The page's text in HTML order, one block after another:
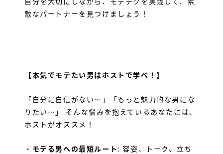
敵なパートナーを見つけましょう！
【本気でモテたい男はホストで学べ！】
「自分に自信がない…」「もっと魅力的な男にな
りたい…」 そんな悩みを抱えているあなたには、
ホストがオススメ！
・ モテる男への最短ルート : 容姿、トーク、立ち